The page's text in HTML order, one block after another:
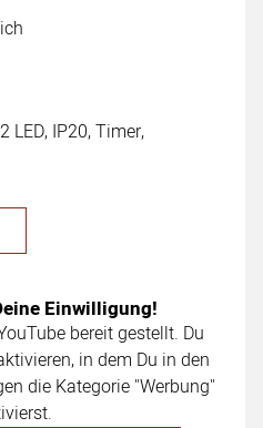
LED, IP20, Timer,
Einwilligung!
bereit gestellt. Du
in dem Du in den
die Kategorie "Werbung"